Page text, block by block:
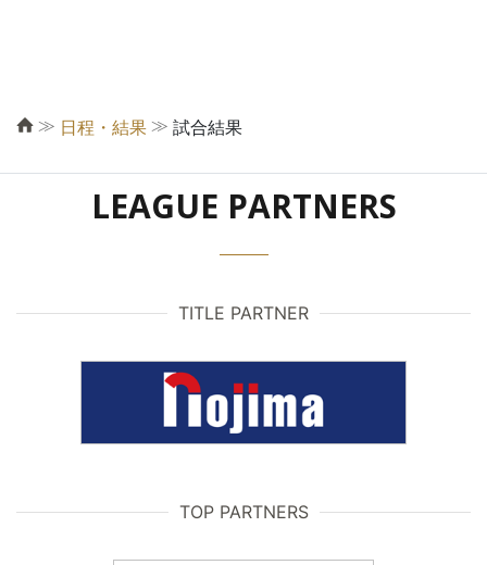
≫ 日程・結果 ≫ 試合結果
LEAGUE PARTNERS
TITLE PARTNER
TOP PARTNERS